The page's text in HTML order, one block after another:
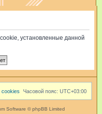
и
установленные данной
Часовой пояс: UTC+03:00
cookies
Software © phpBB Limited